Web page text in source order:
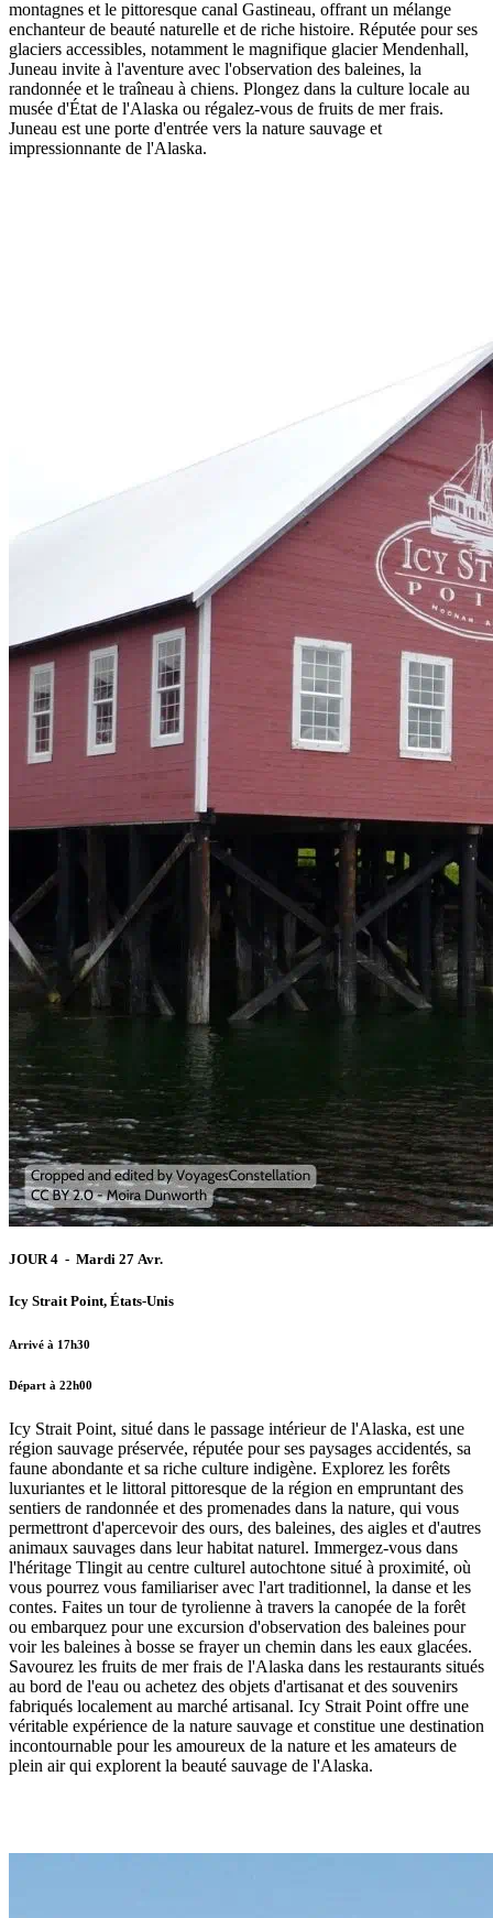
montagnes et le pittoresque canal Gastineau, offrant un mélange
enchanteur de beauté naturelle et de riche histoire. Réputée pour ses
glaciers accessibles, notamment le magnifique glacier Mendenhall,
Juneau invite à l'aventure avec l'observation des baleines, la
randonnée et le traîneau à chiens. Plongez dans la culture locale au
musée d'État de l'Alaska ou régalez-vous de fruits de mer frais.
Juneau est une porte d'entrée vers la nature sauvage et
impressionnante de l'Alaska.
JOUR 4 - Mardi 27 Avr.
Icy Strait Point, États-Unis
Arrivé à 17h30
Départ à 22h00
Icy Strait Point, situé dans le passage intérieur de l'Alaska, est une
région sauvage préservée, réputée pour ses paysages accidentés, sa
faune abondante et sa riche culture indigène. Explorez les forêts
luxuriantes et le littoral pittoresque de la région en empruntant des
sentiers de randonnée et des promenades dans la nature, qui vous
permettront d'apercevoir des ours, des baleines, des aigles et d'autres
animaux sauvages dans leur habitat naturel. Immergez-vous dans
l'héritage Tlingit au centre culturel autochtone situé à proximité, où
vous pourrez vous familiariser avec l'art traditionnel, la danse et les
contes. Faites un tour de tyrolienne à travers la canopée de la forêt
ou embarquez pour une excursion d'observation des baleines pour
voir les baleines à bosse se frayer un chemin dans les eaux glacées.
Savourez les fruits de mer frais de l'Alaska dans les restaurants situés
au bord de l'eau ou achetez des objets d'artisanat et des souvenirs
fabriqués localement au marché artisanal. Icy Strait Point offre une
véritable expérience de la nature sauvage et constitue une destination
incontournable pour les amoureux de la nature et les amateurs de
plein air qui explorent la beauté sauvage de l'Alaska.